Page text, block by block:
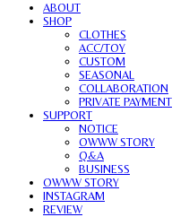
ABOUT
SHOP
CLOTHES
ACC/TOY
CUSTOM
SEASONAL
COLLABORATION
PRIVATE PAYMENT
SUPPORT
NOTICE
OWWW STORY
Q&A
BUSINESS
OWWW STORY
INSTAGRAM
REVIEW